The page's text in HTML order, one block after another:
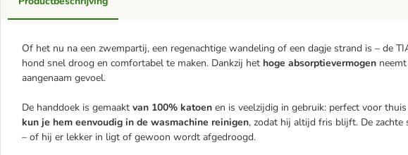
Of het nu na een zwempartij, een regenachtige wandeling of een dagje strand is – de
hond snel droog en comfortabel te maken. Dankzij het hoge absorptievermogen
aangenaam gevoel.
De handdoek is gemaakt van 100% katoen en is veelzijdig in gebruik: perfect voor
kun je hem eenvoudig in de wasmachine reinigen, zodat hij altijd fris blijft. De
– of hij er lekker in ligt of gewoon wordt afgedroogd.